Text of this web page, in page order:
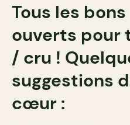
Tous les
ouverts pour
/ cru !
suggestions
cœur :